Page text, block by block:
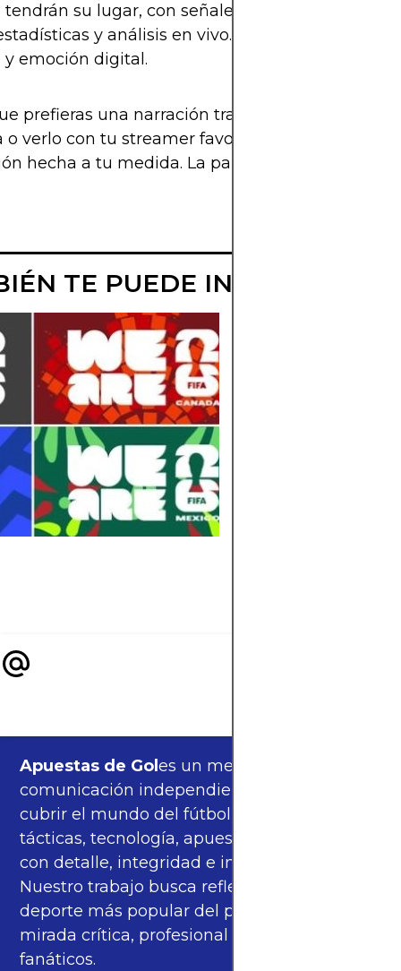
su lugar, con señales alternativas que
y análisis en vivo. El fútbol será
y emoción digital.
prefieras una narración tradicional, una
o verlo con tu streamer favorito, el Mundial
hecha a tu medida. La pantalla será tu tribuna.
TE PUEDE INTERESAR
Apuestas de Goles un medio de
comunicación independiente, orgulloso de
cubrir el mundo del fútbol —partidos,
tácticas, tecnología, apuestas y cultura—
con detalle, integridad e imparcialidad.
Nuestro trabajo busca reflejar la pasión del
deporte más popular del planeta con una
mirada crítica, profesional y cercana a los
fanáticos.